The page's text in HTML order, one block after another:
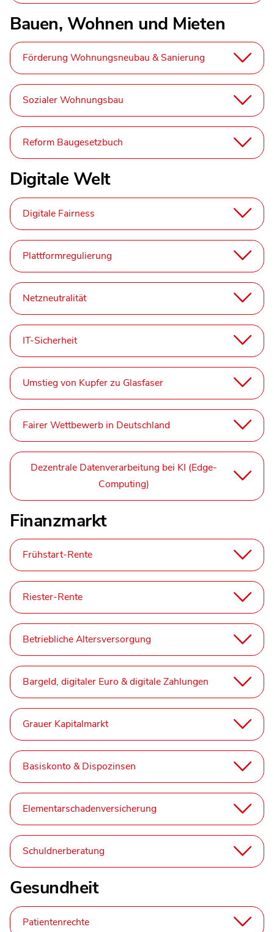
Bauen, Wohnen und Mieten
Förderung Wohnungsneubau & Sanierung
Sozialer Wohnungsbau
Reform Baugesetzbuch
Digitale Welt
Digitale Fairness
Plattformregulierung
Netzneutralität
IT-Sicherheit
Umstieg von Kupfer zu Glasfaser
Fairer Wettbewerb in Deutschland
Dezentrale Datenverarbeitung bei KI (Edge-
Computing)
Finanzmarkt
Frühstart-Rente
Riester-Rente
Betriebliche Altersversorgung
Bargeld, digitaler Euro & digitale Zahlungen
Grauer Kapitalmarkt
Basiskonto & Dispozinsen
Elementarschadenversicherung
Schuldnerberatung
Gesundheit
Patientenrechte